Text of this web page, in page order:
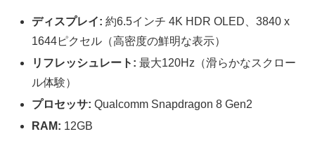
ディスプレイ: 約6.5インチ 4K HDR OLED、3840 x
1644ピクセル（高密度の鮮明な表示）
リフレッシュレート: 最大120Hz（滑らかなスクロー
ル体験）
プロセッサ: Qualcomm Snapdragon 8 Gen2
RAM: 12GB